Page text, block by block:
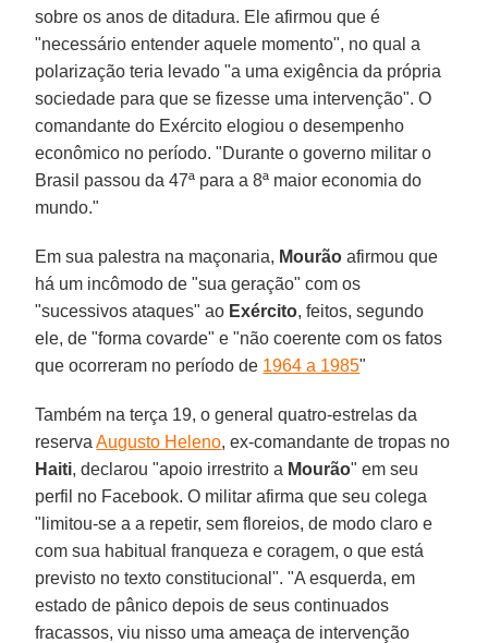
sobre os anos de ditadura. Ele afirmou que é
"necessário entender aquele momento", no qual a
polarização teria levado "a uma exigência da própria
sociedade para que se fizesse uma intervenção". O
comandante do Exército elogiou o desempenho
econômico no período. "Durante o governo militar o
Brasil passou da 47ª para a 8ª maior economia do
mundo."
Em sua palestra na maçonaria, Mourão afirmou que
há um incômodo de "sua geração" com os
"sucessivos ataques" ao Exército, feitos, segundo
ele, de "forma covarde" e "não coerente com os fatos
que ocorreram no período de 1964 a 1985"
Também na terça 19, o general quatro-estrelas da
reservaAugusto Heleno, ex-comandante de tropas no
Haiti, declarou "apoio irrestrito a Mourão" em seu
perfil no Facebook. O militar afirma que seu colega
"limitou-se a a repetir, sem floreios, de modo claro e
com sua habitual franqueza e coragem, o que está
previsto no texto constitucional". "A esquerda, em
estado de pânico depois de seus continuados
fracassos, viu nisso uma ameaça de intervenção